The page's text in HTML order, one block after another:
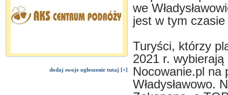
dodaj swoje ogłoszenie tutaj [+]
we
jest w tym
Turyści, którzy
2021 r.
Nocowanie.pl na
Władysławowo.